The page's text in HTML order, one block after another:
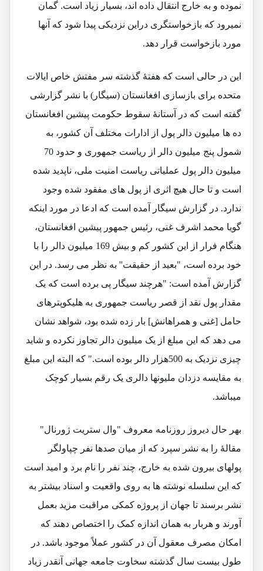
نموده و به خارج انتقال داده اند، بسیار زیاد است. گمان
نمیرود که بازخواستگری دراین نزدیکی پیدا شود که آنها
مورد بازخواست قرار دهد.
این در حالی است که هفتۀ گذشته سر مفتش خاص ایالات
متحده برای بازسازی افغانستان (سیگار) با نشر گزارشی
گفته است که در آستانۀ سقوط حکومت پیشین افغانستان
ده ‌ها میلیون دالر پول از ادارات مختلف آن کشور، به
شمول پنج میلیون دالر از ریاست جمهوری و حدود 70
میلیون دالر پول عملیاتی ریاست امنیت ملی، ناپدید شده
است و تا حال هیچ اثری از پول ‌های مفقود شده وجود
ندارد. در گزارش سیگار آمده است که ادعا در مورد اینکه
گویا محمد اشرف غنی، رئیس جمهور پیشین افغانستان،
هنگام فرار از این کشور کم و بیش 169 میلیون دالر را با
خود برده است، "بعید از حقیقت'' به نظر می رسد. در این
گزارش آمده است: "هرچند سیگار پی برده است که یک
مقدار پول نقد از قصر ریاست جمهوری به هلیکوپتر‌های
حامل [غنی و همراهانش] بار زده شده بود،‌ شواهد نشان
می‌ دهد که این مبلغ از یک میلیون دالر تجاوز نکرده و شاید
چیزی نزدیک به 500هزار دالر بوده است." که البته این مبلغ
به مقایسه دزدان ملیونها دالری یک رقم بسیار کوچک
میباشد.
بهر حال دیروز روزنامه معروف "وال ستریت ژورنال"
مقالۀ را به نشر سپرد که از میان صدها نفر چپاولگر
پولهای بیرون شده به خارج، چند نفر را نام برد و امید است
که این سلسله نوشته ها به روی واقعیت و اسناد بیشتر به
نشر برسند تا جهان از پروژه کمکی مراقبت مزید بعمل
آورند و هربار به همان اندازه کمک را اختصاص دهند که
امکان مصرف معقول آن در کشور عملاً موجود باشد. در
طول بیست سال گذشته سخاوت جامعه جهانی آنقدر زیاد